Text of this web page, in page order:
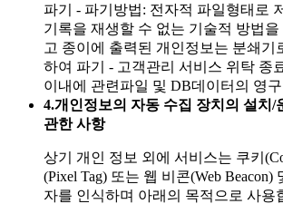
파기
- 파기방법: 전자적 파일형태로
기록을 재생할 수 없는 기술적 방법
고 종이에 출력된 개인정보는 분쇄기
하여 파기
- 고객관리 서비스 위탁 종
이내에 관련파일 및 DB데이터의 영구
4.개인정보의 자동 수집 장치의 설치/
관한 사항
상기 개인 정보 외에 서비스는 쿠키
(Pixel Tag) 또는 웹 비콘(Web Beacon)
자를 인식하며 아래의 목적으로 사용